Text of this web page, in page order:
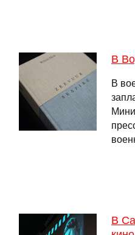
В
В
В